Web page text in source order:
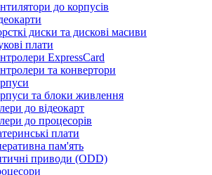
до корпусів
диски та дискові масиви
плати
ExpressCard
та конвертори
та блоки живлення
до відеокарт
до процесорів
плати
пам'ять
приводи (ODD)